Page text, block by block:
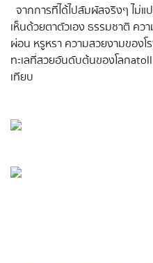
จากการที่ได้ไปสัมผัสจริงๆ ไม่แ
เห็นด้วยตาตัวเอง ธรรมชาติ คว
ผ่อน หรูหรา ความสวยงามของ
ทะเลที่สวยอันดับต้นของโลก
เทียบ